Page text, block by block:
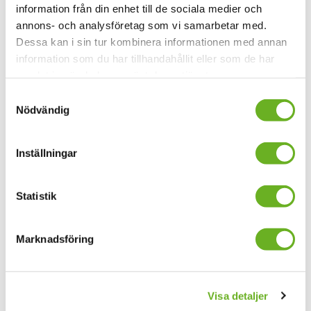
information från din enhet till de sociala medier och
annons- och analysföretag som vi samarbetar med.
Dessa kan i sin tur kombinera informationen med annan
information som du har tillhandahållit eller som de har
Nödvändig
Inställningar
Statistik
Marknadsföring
Visa detaljer
Karin af Klintberg, Carl Tuleus och Lisa Langseth,